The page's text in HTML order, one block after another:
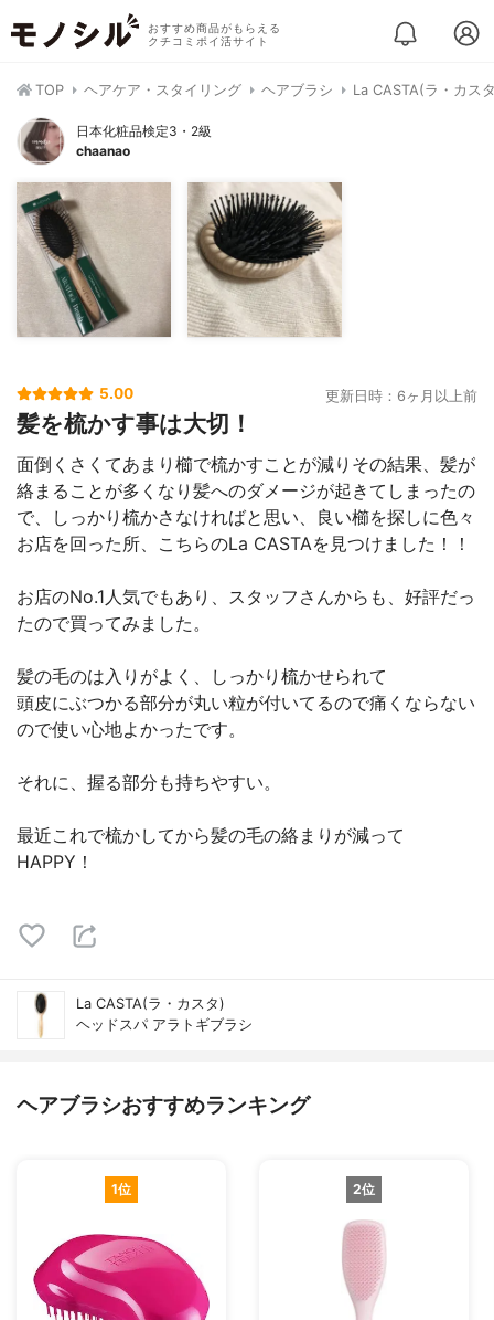
おすすめ商品がもらえる
クチコミポイ活サイト
TOP ヘアケア・スタイリング ヘアブラシ La CASTA(ラ・カス
日本化粧品検定3・2級
chaanao
5.00 更新日時：6ヶ月以上前
髪を梳かす事は大切！
面倒くさくてあまり櫛で梳かすことが減りその結果、髪が
絡まることが多くなり髪へのダメージが起きてしまったの
で、しっかり梳かさなければと思い、良い櫛を探しに色々
お店を回った所、こちらのLa CASTAを見つけました！！
お店のNo.1人気でもあり、スタッフさんからも、好評だっ
たので買ってみました。
髪の毛のは入りがよく、しっかり梳かせられて
頭皮にぶつかる部分が丸い粒が付いてるので痛くならない
ので使い心地よかったです。
それに、握る部分も持ちやすい。
最近これで梳かしてから髪の毛の絡まりが減って
HAPPY！
La CASTA(ラ・カスタ)
ヘッドスパ アラトギブラシ
ヘアブラシおすすめランキング
1位 2位